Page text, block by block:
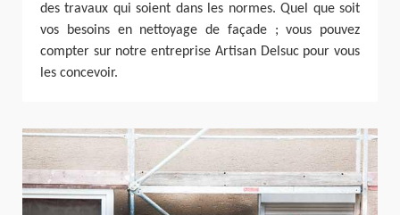
des travaux qui soient dans les normes. Quel que soit
vos besoins en nettoyage de façade ; vous pouvez
compter sur notre entreprise Artisan Delsuc pour vous
les concevoir.